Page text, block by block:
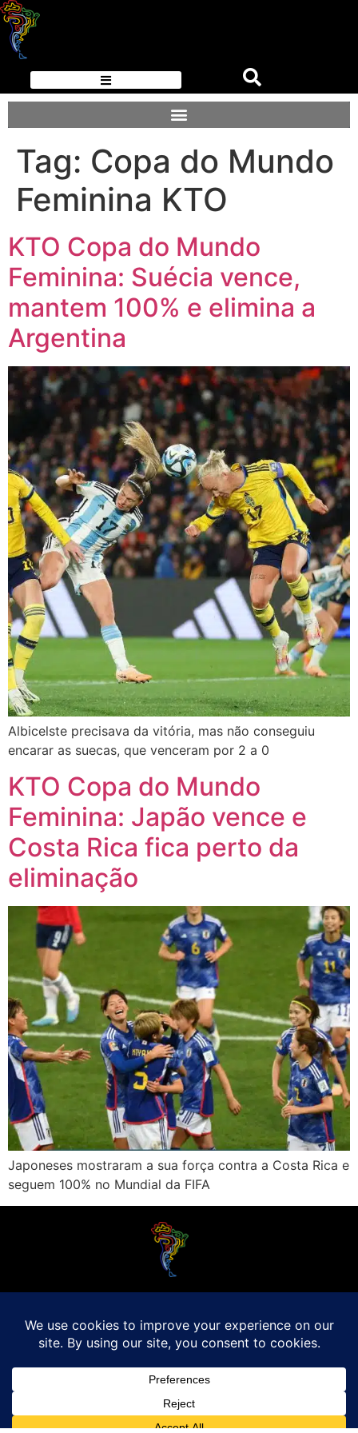
Tag: Copa do Mundo
Feminina KTO
KTO Copa do Mundo
Feminina: Suécia vence,
mantem 100% e elimina a
Argentina
Albicelste precisava da vitória, mas não conseguiu
encarar as suecas, que venceram por 2 a 0
KTO Copa do Mundo
Feminina: Japão vence e
Costa Rica fica perto da
eliminação
Japoneses mostraram a sua força contra a Costa Rica e
seguem 100% no Mundial da FIFA
quer mesmo é saber de tudo, desde a final do Brasileirão até a 5a rodada do
Peruano, com a mesma seriedade e com a mesma paixão.Leia Mais
Entre em contato conosco:comercial@futebolatino.com.br
© Futebol Latino - Todos os Direitos Reservados - 2021